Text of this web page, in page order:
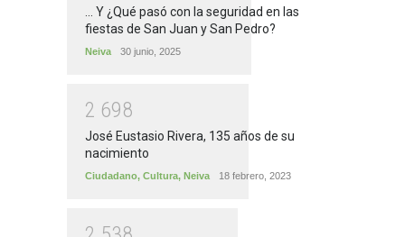
... Y ¿Qué pasó con la seguridad en las
fiestas de San Juan y San Pedro?
Neiva 30 junio, 2025
2 698
José Eustasio Rivera, 135 años de su
nacimiento
Ciudadano, Cultura, Neiva 18 febrero, 2023